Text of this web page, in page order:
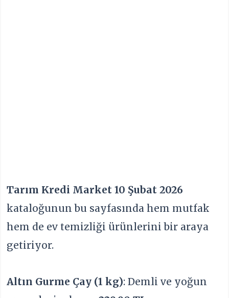
Tarım Kredi Market 10 Şubat 2026
kataloğunun bu sayfasında hem mutfak
hem de ev temizliği ürünlerini bir araya
getiriyor.
Altın Gurme Çay (1 kg): Demli ve yoğun